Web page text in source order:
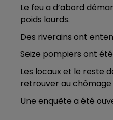
LE
Le feu a d’abord
poids lourds.
Des riverains ont
Seize pompiers ont
Les locaux et le reste
retrouver au chômage
Une enquête a été